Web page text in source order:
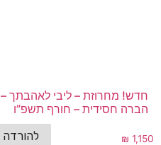
להורדה
חדש! מחרוזת – ליבי לאהבתך –
הברה חסידית – חורף תשפ”ו
₪ 1,150